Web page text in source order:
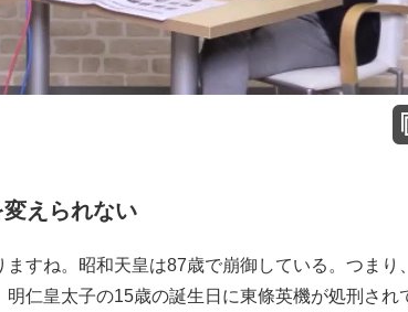
えられない
すね。昭和天皇は87歳で崩御している。つまり
仁皇太子の15歳の誕生日に東條英機が処刑され